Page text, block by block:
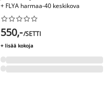
+ FLYA harmaa-40 keskikova






550,-/SETTI
+ lisää kokoja